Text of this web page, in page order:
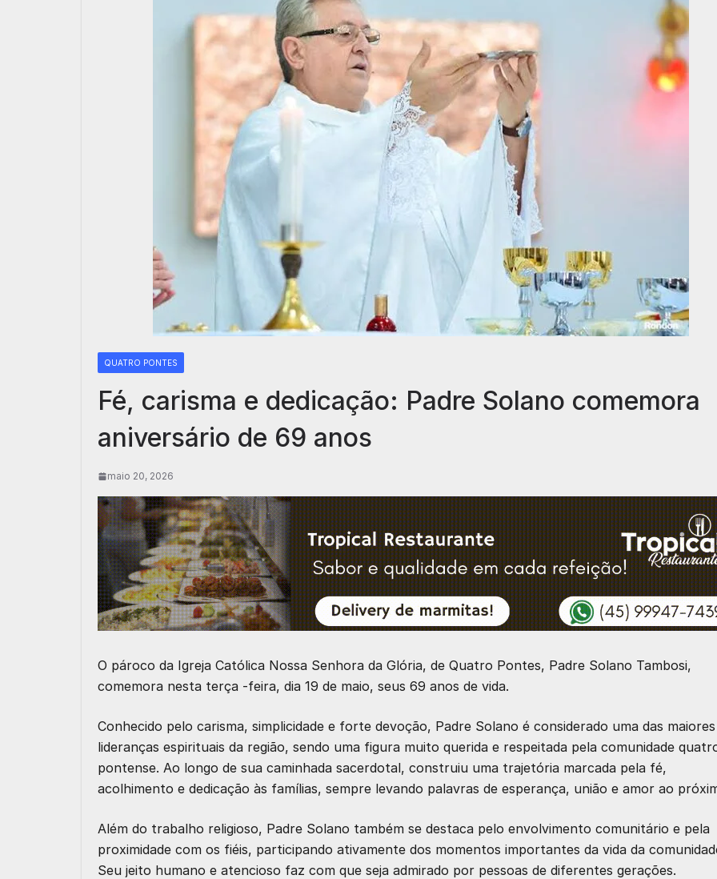
QUATRO PONTES
Fé, carisma e dedicação: Padre Solano comemora
aniversário de 69 anos
maio 20, 2026
O pároco da Igreja Católica Nossa Senhora da Glória, de Quatro Pontes, Padre Solano Tambosi,
comemora nesta terça -feira, dia 19 de maio, seus 69 anos de vida.
Conhecido pelo carisma, simplicidade e forte devoção, Padre Solano é considerado uma das maiores
lideranças espirituais da região, sendo uma figura muito querida e respeitada pela comunidade
pontense. Ao longo de sua caminhada sacerdotal, construiu uma trajetória marcada pela fé,
acolhimento e dedicação às famílias, sempre levando palavras de esperança, união e amor ao
Além do trabalho religioso, Padre Solano também se destaca pelo envolvimento comunitário e pela
proximidade com os fiéis, participando ativamente dos momentos importantes da vida da
Seu jeito humano e atencioso faz com que seja admirado por pessoas de diferentes gerações.